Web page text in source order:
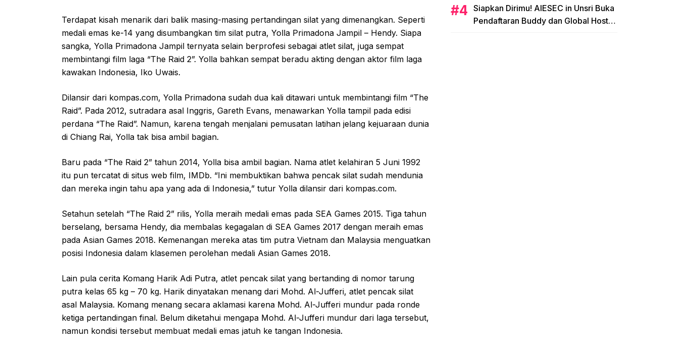
Terdapat kisah menarik dari balik masing-masing pertandingan silat yang dimenangkan. Seperti
medali emas ke-14 yang disumbangkan tim silat putra, Yolla Primadona Jampil – Hendy. Siapa
sangka, Yolla Primadona Jampil ternyata selain berprofesi sebagai atlet silat, juga sempat
membintangi film laga “The Raid 2”. Yolla bahkan sempat beradu akting dengan aktor film laga
kawakan Indonesia, Iko Uwais.
Dilansir dari kompas.com, Yolla Primadona sudah dua kali ditawari untuk membintangi film “The
Raid”. Pada 2012, sutradara asal Inggris, Gareth Evans, menawarkan Yolla tampil pada edisi
perdana “The Raid”. Namun, karena tengah menjalani pemusatan latihan jelang kejuaraan dunia
di Chiang Rai, Yolla tak bisa ambil bagian.
Baru pada “The Raid 2” tahun 2014, Yolla bisa ambil bagian. Nama atlet kelahiran 5 Juni 1992
itu pun tercatat di situs web film, IMDb. “Ini membuktikan bahwa pencak silat sudah mendunia
dan mereka ingin tahu apa yang ada di Indonesia,” tutur Yolla dilansir dari kompas.com.
Setahun setelah “The Raid 2” rilis, Yolla meraih medali emas pada SEA Games 2015. Tiga tahun
berselang, bersama Hendy, dia membalas kegagalan di SEA Games 2017 dengan meraih emas
pada Asian Games 2018. Kemenangan mereka atas tim putra Vietnam dan Malaysia menguatkan
posisi Indonesia dalam klasemen perolehan medali Asian Games 2018.
Lain pula cerita Komang Harik Adi Putra, atlet pencak silat yang bertanding di nomor tarung
putra kelas 65 kg – 70 kg. Harik dinyatakan menang dari Mohd. Al-Jufferi, atlet pencak silat
asal Malaysia. Komang menang secara aklamasi karena Mohd. Al-Jufferi mundur pada ronde
ketiga pertandingan final. Belum diketahui mengapa Mohd. Al-Jufferi mundur dari laga tersebut,
namun kondisi tersebut membuat medali emas jatuh ke tangan Indonesia.
Siapkan Dirimu! AIESEC in Unsri Buka
Pendaftaran Buddy dan Global Host